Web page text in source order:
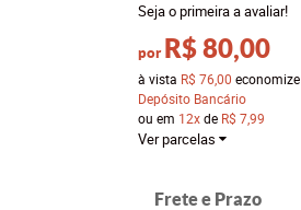
Seja o primeira a avaliar!
por R$ 80,00
à vista R$ 76,00 economize
Depósito Bancário
ou em 12xde R$ 7,99
Ver parcelas
Frete e Prazo